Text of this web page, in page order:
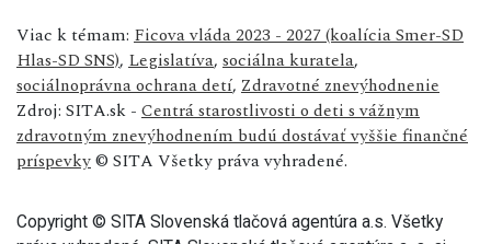
Viac k témam: Ficova vláda 2023 - 2027 (koalícia Smer-SD
Hlas-SD SNS), Legislatíva, sociálna kuratela,
sociálnoprávna ochrana detí, Zdravotné znevýhodnenie
Zdroj: SITA.sk - Centrá starostlivosti o deti s vážnym
zdravotným znevýhodnením budú dostávať vyššie finančné
príspevky© SITA Všetky práva vyhradené.
Copyright © SITA Slovenská tlačová agentúra a.s. Všetky